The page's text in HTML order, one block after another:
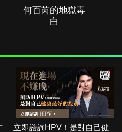
何百芮的地獄毒
白
立即諮詢HPV！是對自己健